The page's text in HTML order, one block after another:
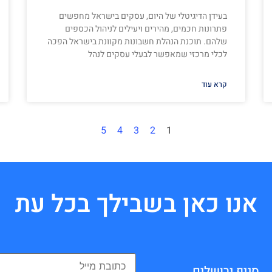
בעידן הדיגיטלי של היום, עסקים בישראל מחפשים
פתרונות חכמים, מהירים ויעילים לניהול הכספים
שלהם. תוכנת הנהלת חשבונות מקוונת בישראל הפכה
לכלי מרכזי שמאפשר לבעלי עסקים לנהל
קרא עוד
1
2
3
4
5
אנו כאן בשבילך בכל עת